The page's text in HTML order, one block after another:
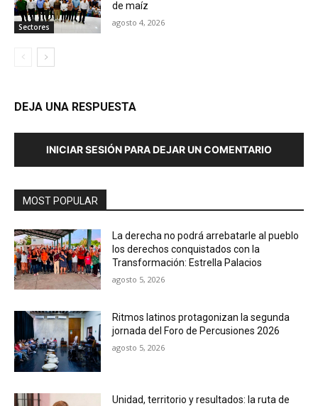
Sectores
de maíz
agosto 4, 2026
DEJA UNA RESPUESTA
INICIAR SESIÓN PARA DEJAR UN COMENTARIO
MOST POPULAR
La derecha no podrá arrebatarle al pueblo
los derechos conquistados con la
Transformación: Estrella Palacios
agosto 5, 2026
Ritmos latinos protagonizan la segunda
jornada del Foro de Percusiones 2026
agosto 5, 2026
Unidad, territorio y resultados: la ruta de